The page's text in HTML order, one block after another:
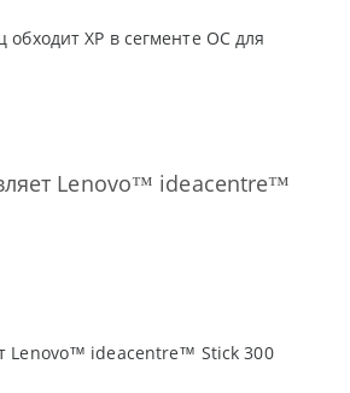
обходит ХР в сегменте ОС для
Lenovo™ ideacentre™
Lenovo™ ideacentre™ Stick 300